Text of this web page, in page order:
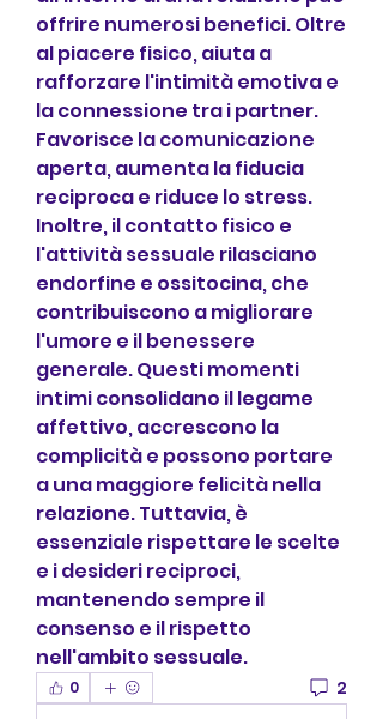
offrire numerosi benefici. Oltre
al piacere fisico, aiuta a
rafforzare l'intimità emotiva e
la connessione tra i partner.
Favorisce la comunicazione
aperta, aumenta la fiducia
reciproca e riduce lo stress.
Inoltre, il contatto fisico e
l'attività sessuale rilasciano
endorfine e ossitocina, che
contribuiscono a migliorare
l'umore e il benessere
generale. Questi momenti
intimi consolidano il legame
affettivo, accrescono la
complicità e possono portare
a una maggiore felicità nella
relazione. Tuttavia, è
essenziale rispettare le scelte
e i desideri reciproci,
mantenendo sempre il
consenso e il rispetto
nell'ambito sessuale.
0 2